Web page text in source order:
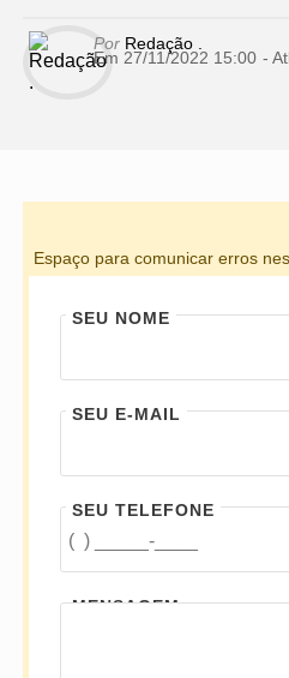
Por Redação .
Em 27/11/2022 15:00 -
Espaço para comunicar erros
SEU NOME
SEU E-MAIL
SEU TELEFONE
MENSAGEM